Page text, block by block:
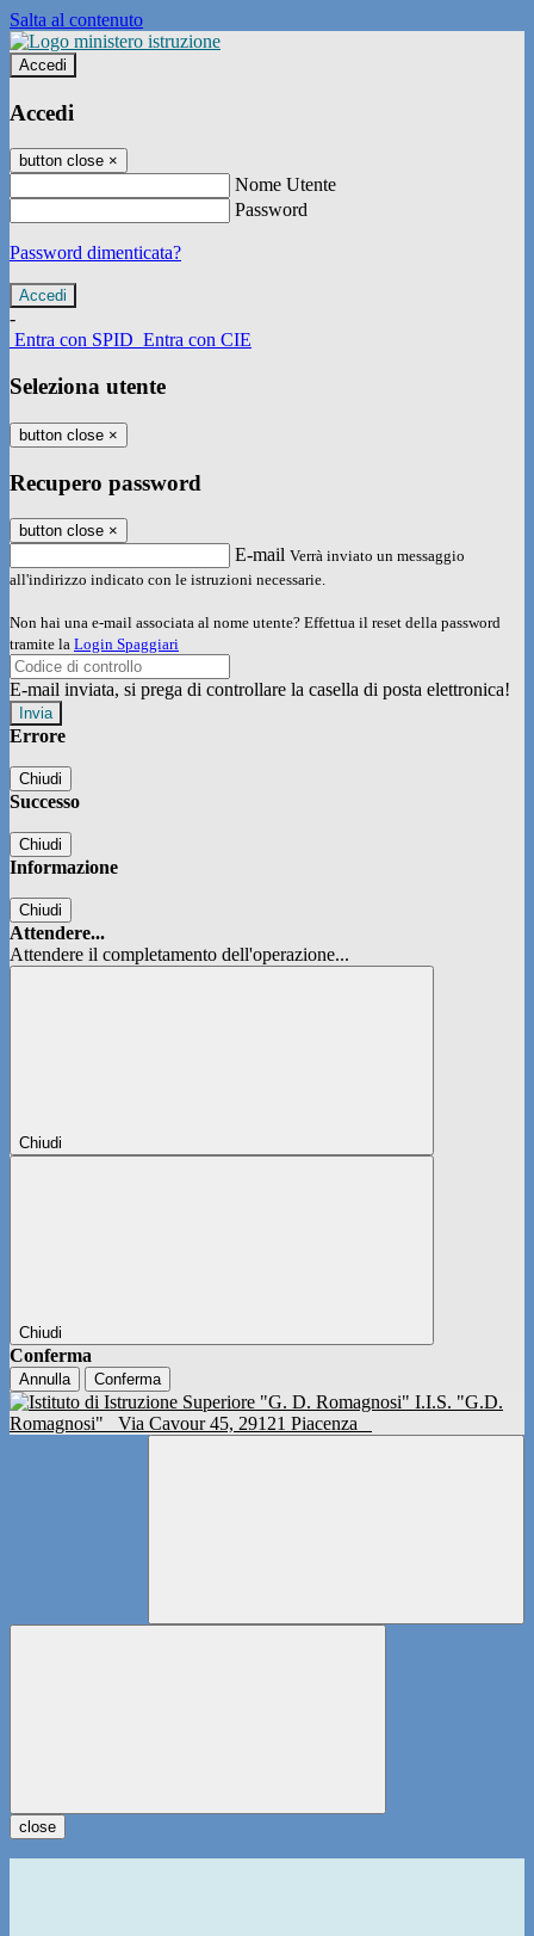
Salta al contenuto
Accedi
Accedi
button close ×
Nome Utente
Password
Password dimenticata?
-
Entra con SPID Entra con CIE
Seleziona utente
button close ×
Recupero password
button close ×
E-mail Verrà inviato un messaggio
all'indirizzo indicato con le istruzioni necessarie.
Non hai una e-mail associata al nome utente? Effettua il reset della password
tramite la Login Spaggiari
E-mail inviata, si prega di controllare la casella di posta elettronica!
Errore
Chiudi
Successo
Chiudi
Informazione
Chiudi
Attendere...
Attendere il completamento dell'operazione...
Chiudi
Chiudi
Conferma
Annulla Conferma
I.I.S. "G.D.
Romagnosi"
Via Cavour 45, 29121 Piacenza
close